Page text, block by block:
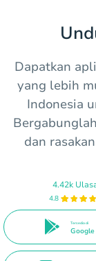
Dapatkan
yang lebih
Indonesia
dan
4.42k
4.8
Tersedia di